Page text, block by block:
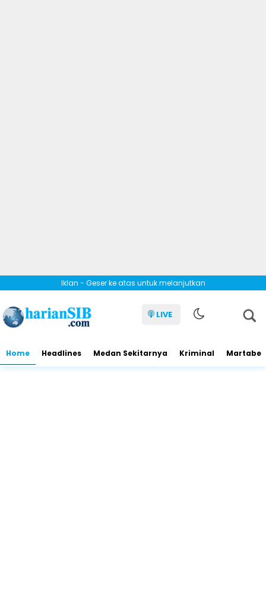
Iklan - Geser ke atas untuk melanjutkan
LIVE
Home Headlines Medan Sekitarnya Kriminal Martabe